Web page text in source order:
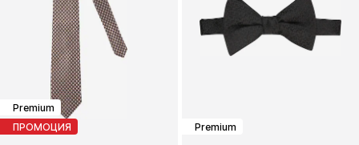
Premium
ПРОМОЦИЯ
Premium